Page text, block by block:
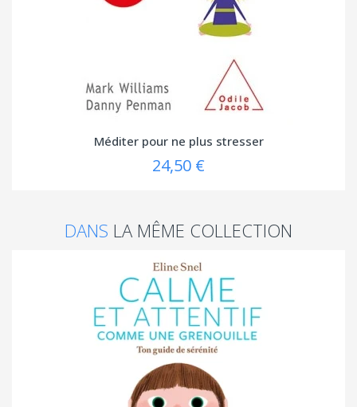
Méditer pour ne plus stresser
24,50 €
DANS LA MÊME COLLECTION